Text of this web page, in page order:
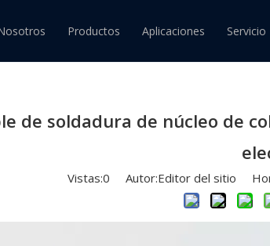
Productos
Alambre de Estaño y Plomo
Aplicaciones Servicio
de soldadura de núcleo de
Vistas:0 Autor:Editor del sitio